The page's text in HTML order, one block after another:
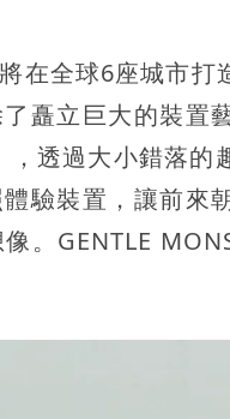
在全球6座城市
矗立巨大的裝置
透過大小錯落的
驗裝置，讓前來
。GENTLE